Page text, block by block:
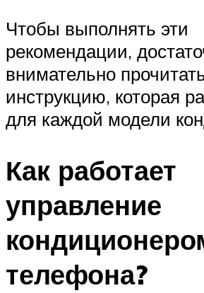
Чтобы выполнять эти
рекомендации,
внимательно
инструкцию, которая
для каждой модели
Как работает
управление
телефона?